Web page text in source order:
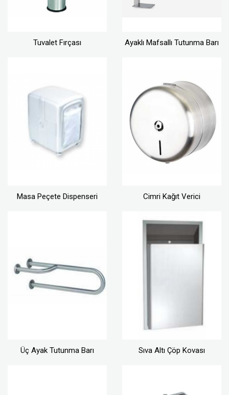
Tuvalet Fırçası Ayaklı Mafsallı Tutunma Barı
Masa Peçete Dispenseri Cimri Kağıt Verici
Üç Ayak Tutunma Barı Sıva Altı Çöp Kovası